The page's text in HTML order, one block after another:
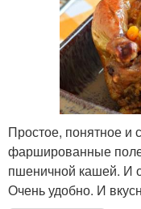
Простое, понятное
фаршированные
пшеничной кашей. И
Очень удобно. И